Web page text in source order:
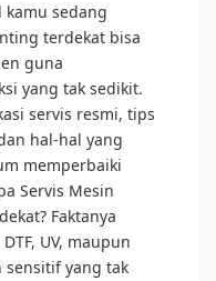
sedang
terdekat bisa
guna
yang tak sedikit.
servis resmi, tips
hal-hal yang
memperbaiki
Servis Mesin
Faktanya
UV, maupun
yang tak